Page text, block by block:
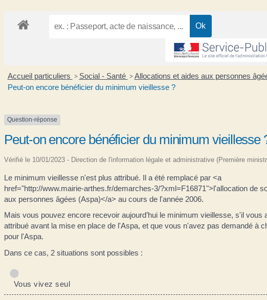
Accueil particuliers > Social - Santé > Allocations et aides aux personnes
Peut-on encore bénéficier du minimum vieillesse ?
Question-réponse
Peut-on encore bénéficier du minimum vieillesse
Vérifié le 10/01/2023 - Direction de l'information légale et administrative (Première
Le minimum vieillesse n'est plus attribué. Il a été remplacé par <a
href="http://www.mairie-arthes.fr/demarches-3/?xml=F16871">l'allocation de
aux personnes âgées (Aspa)</a> au cours de l'année 2006.
Mais vous pouvez encore recevoir aujourd’hui le minimum vieillesse, s'il vous
attribué avant la mise en place de l'Aspa, et que vous n'avez pas demandé à
pour l'Aspa.
Dans ce cas, 2 situations sont possibles :
Vous vivez seul